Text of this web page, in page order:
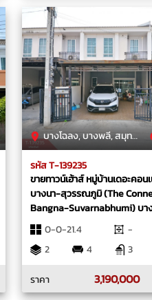
บางโฉลง, บางพลี, สมุทรปราการ
รหัส T-139235
ขายทาวน์เฮ้าส์ หมู่บ้านเดอะคอน
บางนา-สุวรรณภูมิ (The
Bangna-Suvarnabhumi) บ
สมุทรปราการ
0-0-21.4
-
2
4 3
ราคา
3,190,000